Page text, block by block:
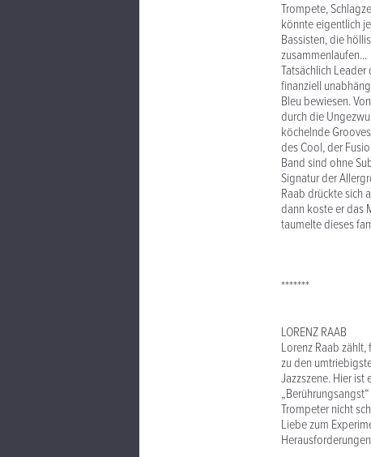
Trompete,
könnte eigentlich
Bassisten, die
zusammenlaufen...
Tatsächlich
finanziell
Bleu bewiesen.
durch die
köchelnde
des Cool, der
Band sind ohne
Signatur der
Raab drückte sich
dann koste er das
taumelte dieses
*******
LORENZ RAAB
Lorenz Raab
zu den
Jazzszene. Hier
Trompeter nicht
Liebe zum